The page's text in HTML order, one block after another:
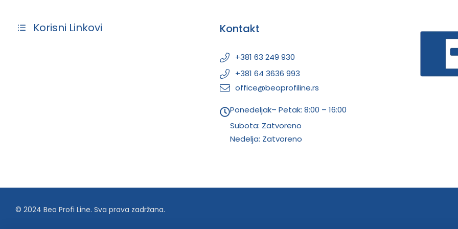
Korisni Linkovi Kontakt
+381 63 249 930
+381 64 3636 993
office@beoprofiline.rs
Ponedeljak– Petak: 8:00 – 16:00
Subota: Zatvoreno
Nedelja: Zatvoreno
© 2024 Beo Profi Line. Sva prava zadržana.